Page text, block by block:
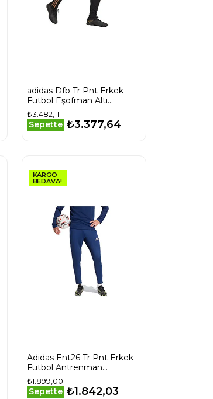
adidas Dfb Tr Pnt Erkek
Futbol Eşofman Altı
HF3995 Siyah
₺3.482,11
Sepette ₺3.377,64
KARGO
BEDAVA!
Adidas Ent26 Tr Pnt Erkek
Futbol Antrenman
Eşofman Altı KE9847 Mavi
₺1.899,00
Sepette ₺1.842,03